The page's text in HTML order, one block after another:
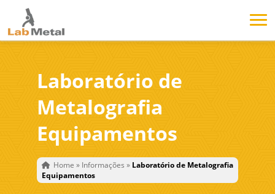
Laboratório de
Metalografia
Equipamentos
Home » Informações » Laboratório de Metalografia
Equipamentos